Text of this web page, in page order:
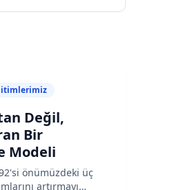
Değil,
Bir
Modeli
önümüzdeki üç
artırmayı